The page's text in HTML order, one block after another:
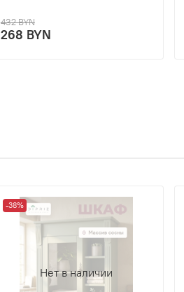
432 BYN
268 BYN
Нет в наличии
-38%